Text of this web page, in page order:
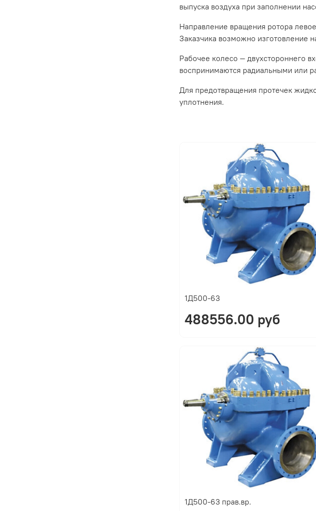
выпуска воздуха при заполнении
Направление вращения ротора
Заказчика возможно изготовление
Рабочее колесо ― двухстороннего
воспринимаются радиальными или
Для предотвращения протечек
уплотнения.
1Д500-63
488556.00 руб
1Д500-63 прав.вр.